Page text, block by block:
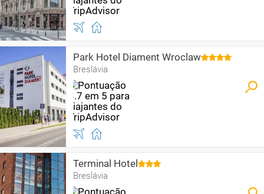
Park Hotel Diament Wroclaw
Breslávia
Terminal Hotel
Breslávia